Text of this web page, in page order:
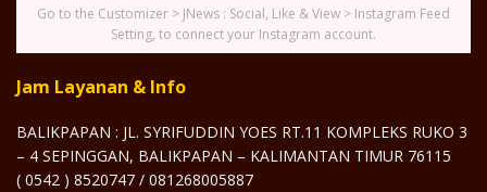
Go to the Customizer > JNews : Social, Like & View > Instagram Feed
Setting, to connect your Instagram account.
Jam Layanan & Info
BALIKPAPAN : JL. SYRIFUDDIN YOES RT.11 KOMPLEKS RUKO 3
– 4 SEPINGGAN, BALIKPAPAN – KALIMANTAN TIMUR 76115
( 0542 ) 8520747 / 081268005887